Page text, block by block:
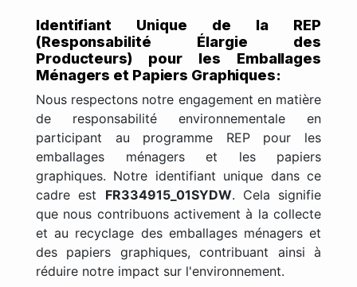
Identifiant Unique de la REP
(Responsabilité Élargie des
Producteurs) pour les Emballages
Ménagers et Papiers Graphiques:
Nous respectons notre engagement en matière
de responsabilité environnementale en
participant au programme REP pour les
emballages ménagers et les papiers
graphiques. Notre identifiant unique dans ce
cadre est FR334915_01SYDW. Cela signifie
que nous contribuons activement à la collecte
et au recyclage des emballages ménagers et
des papiers graphiques, contribuant ainsi à
réduire notre impact sur l'environnement.